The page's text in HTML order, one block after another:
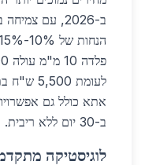
ב-2026, עם
לעומת
אתא כולל גם
ב-30 יום ללא ריבית.
לוגיסטיקה